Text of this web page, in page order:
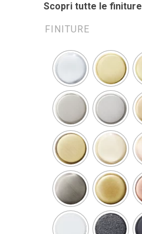
Scopri tutte le finiture
FINITURE